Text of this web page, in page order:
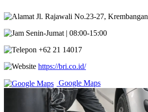
Jl. Rajawali No.23-27,
Senin-Jumat | 08:00-15:00
+62 21 14017
https://bri.co.id/
Google Maps